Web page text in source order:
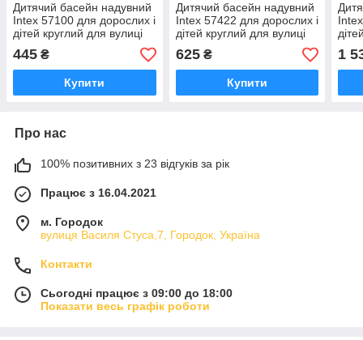
Дитячий басейн надувний
Intex 57100 для дорослих і
дітей круглий для вулиці
саду дачі та будинку 85 х
85 х 23 см
445 ₴
Купити
Дитячий басейн надувний
Intex 57422 для дорослих і
дітей круглий для вулиці
саду дачі та будинку 147 x
33 см
625₴
Купити
159
1
Про нас
100% позитивних з 23 відгуків за рік
Працює з 16.04.2021
м. Городок
вулиця Василя Стуса,7, Городок, Україна
Контакти
Сьогодні працює з 09:00 до 18:00
Показати весь графік роботи